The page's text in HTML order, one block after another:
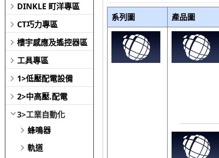
DINKLE 町洋專區
CT巧力專區
樓宇感應及遙控器區
工具專區
1>低壓配電設備
2>中高壓.配電
3>工業自動化
蜂鳴器
軌道
系列圖 產品圖